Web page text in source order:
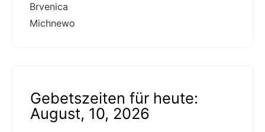
Brvenica
Michnewo
Gebetszeiten für heute:
August, 10, 2026